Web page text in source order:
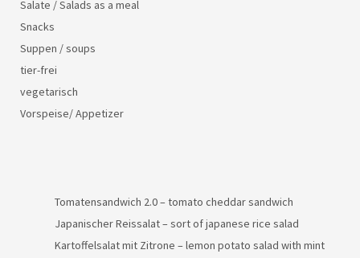
Salate / Salads as a meal
Snacks
Suppen / soups
tier-frei
vegetarisch
Vorspeise/ Appetizer
Tomatensandwich 2.0 – tomato cheddar sandwich
Japanischer Reissalat – sort of japanese rice salad
Kartoffelsalat mit Zitrone – lemon potato salad with mint